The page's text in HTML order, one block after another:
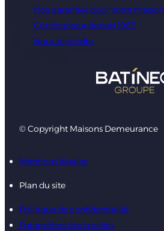
Nos garanties pour votre maison
Constructeur depuis 1987
Nous rejoindre
© Copyright Maisons Demeurance
Mentions légales
Plan du site
Politique de confidentialité
Paramètres des cookies